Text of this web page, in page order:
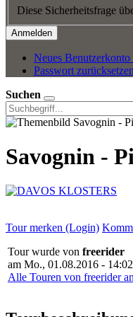
Diese Sicherheitsfrage
Neues Benutzerkonto
Passwort zurücksetzen
Suchen
Savognin -
Tour merken (Login)
Tour wurde von freerider
am Mo., 01.08.2016 - 14:02
Alle Touren von freerider